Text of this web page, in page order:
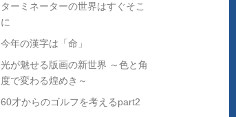
ターミネーターの世界はすぐそこ
に
今年の漢字は「命」
光が魅せる版画の新世界 ～色と角
度で変わる煌めき～
60才からのゴルフを考えるpart2